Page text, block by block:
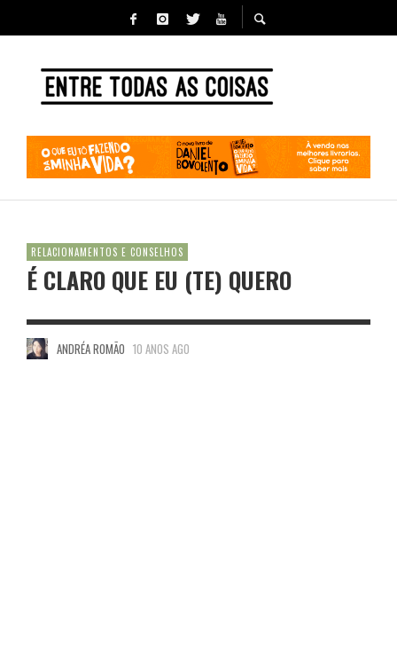
RELACIONAMENTOS E CONSELHOS
É CLARO QUE EU (TE) QUERO
ANDRÉA ROMÃO 10 ANOS AGO